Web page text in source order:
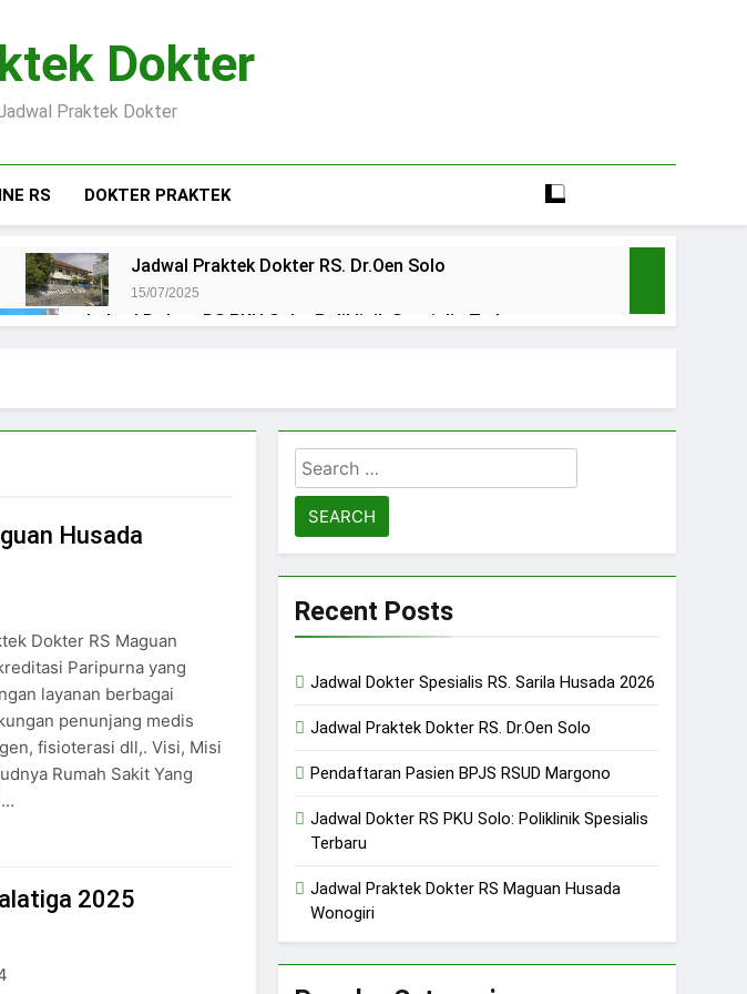
Dokter
Praktek Dokter
RS DOKTER PRAKTEK
Jadwal Praktek Dokter RS. Dr.Oen Solo
15/07/2025
Jadwal Dokter RS PKU Solo: Poliklinik Spesialis Terbaru
Jadwal Dokter RS Mulia Hati Wonogiri
Pendaftaran Pasien BPJS RSUD Banyumas
Husada
Dokter RS Maguan
Paripurna yang
layanan berbagai
penunjang medis
fisioterasi dll,. Visi, Misi
Rumah Sakit Yang
2025
Search
for:
Recent Posts
Jadwal Dokter Spesialis RS. Sarila Husada 2026
Jadwal Praktek Dokter RS. Dr.Oen Solo
Pendaftaran Pasien BPJS RSUD Margono
Jadwal Dokter RS PKU Solo: Poliklinik Spesialis
Terbaru
Jadwal Praktek Dokter RS Maguan Husada
Wonogiri